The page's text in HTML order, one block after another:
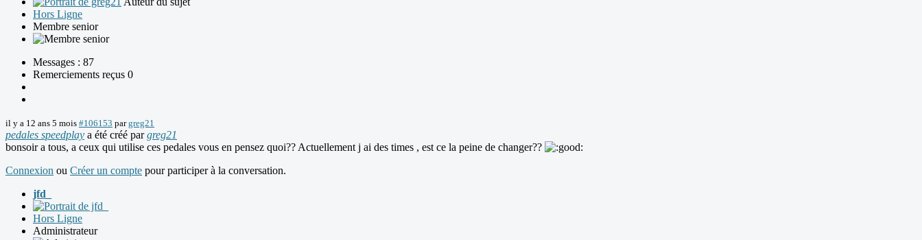
Hors Ligne
Membre senior
Messages : 87
Remerciements reçus 0
il y a 12 ans 5 mois #106153 pargreg21
pedales speedplay a été créé pargreg21
bonsoir a tous, a ceux qui utilise ces pedales vous en pensez quoi?? Actuellement j ai des times , est ce la peine de changer??
Connexion ou Créer un compte pour participer à la conversation.
jfd_
Hors Ligne
Administrateur